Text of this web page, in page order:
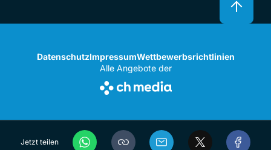
Jetzt teilen
DatenschutzImpressumWettbewerbsrichtlinien
Alle Angebote der